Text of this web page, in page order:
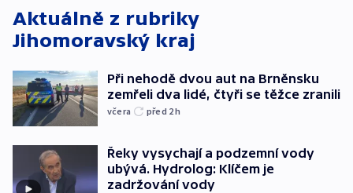
Aktuálně z rubriky
Jihomoravský kraj
Při nehodě dvou aut na Brněnsku
zemřeli dva lidé, čtyři se těžce zranili
včera před 2h
Řeky vysychají a podzemní vody
ubývá. Hydrolog: Klíčem je
zadržování vody